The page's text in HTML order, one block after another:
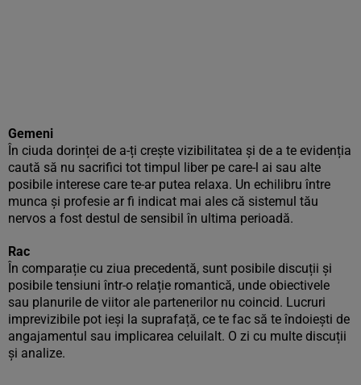
Gemeni
În ciuda dorinței de a-ți crește vizibilitatea și de a te evidenția
caută să nu sacrifici tot timpul liber pe care-l ai sau alte
posibile interese care te-ar putea relaxa. Un echilibru între
munca și profesie ar fi indicat mai ales că sistemul tău
nervos a fost destul de sensibil în ultima perioadă.
Rac
În comparație cu ziua precedentă, sunt posibile discuții și
posibile tensiuni într-o relație romantică, unde obiectivele
sau planurile de viitor ale partenerilor nu coincid. Lucruri
imprevizibile pot ieși la suprafață, ce te fac să te îndoiești de
angajamentul sau implicarea celuilalt. O zi cu multe discuții
și analize.